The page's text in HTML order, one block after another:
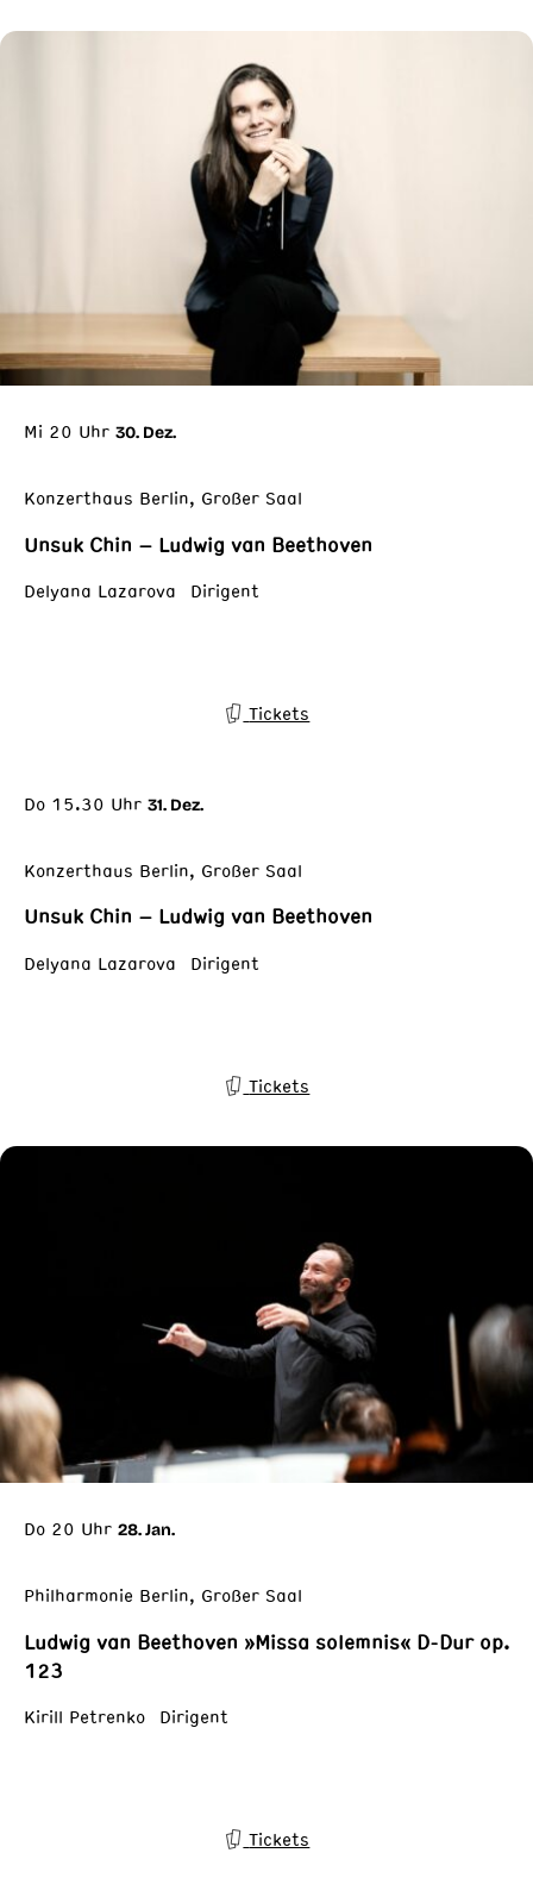
Mi 20 Uhr 30. Dez.
Konzerthaus Berlin, Großer Saal
Unsuk Chin – Ludwig van Beethoven
Delyana Lazarova Dirigent
Tickets
Do 15.30 Uhr 31. Dez.
Konzerthaus Berlin, Großer Saal
Unsuk Chin – Ludwig van Beethoven
Delyana Lazarova Dirigent
Tickets
Do 20 Uhr 28. Jan.
Philharmonie Berlin, Großer Saal
Ludwig van Beethoven »Missa solemnis« D-Dur op.
123
Kirill Petrenko Dirigent
Tickets